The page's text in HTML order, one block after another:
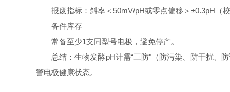
报废指标：斜率＜50mV/pH或零点偏移＞±0.3pH（
备件库存
常备至少1支同型号电极，避免停产。
总结：生物发酵pH计需“三防"（防污染、防干扰、
警电极健康状态。